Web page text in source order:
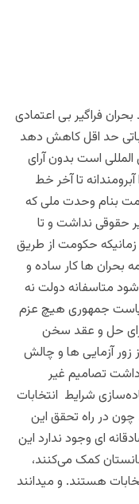
بحران فراگیر بی اعتمادی
حد اقل کاهش دهد
است بدون آرای
تا آخر خط
بنام وحدت ملی که
حقوقی نداشت و تا
زمانیکه حکومت از طریق
بحران ها کار ساده و
متاسفانه دولت نه
ریاست جمهوری هیچ عزم
حل و عقد سخن
آزمایی ها و چالش
تصامیم غیر
شرایط انتخابات
در راه تحقق این
ای وجود ندارد این
کمک می‌کنند،
هستند. و میدانند